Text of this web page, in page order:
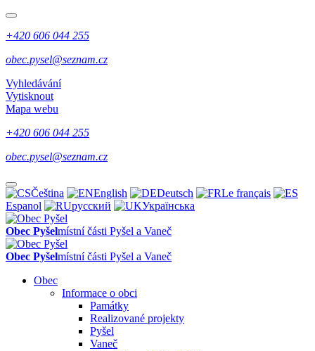
+420 606 044 255
obec.pysel@seznam.cz
Vyhledávání
Vytisknout
Mapa webu
+420 606 044 255
obec.pysel@seznam.cz
Čeština English Deutsch
Le français
Espanol
русский Українська
Obec Pyšelmístní části Pyšel a Vaneč
Obec Pyšelmístní části Pyšel a Vaneč
Obec
Informace o obci
Památky
Realizované projekty
Pyšel
Vaneč